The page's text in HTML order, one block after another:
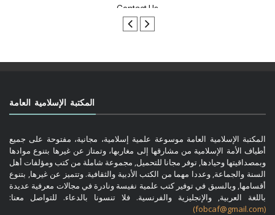
المكتبة الإسلامية العامة
المكتبة الإسلامية العامة موسوعة علمية إسلامية، مجانية، مفتوحة على جميع
أطياف الأمة الإسلامية من مشارقها إلى مغاربها، وتمتاز عن غيرها بتنوع موادها
وبمصداقيتها وحيادها, توفر مجانا للتحميل, مجموعة شاملة من كتب ومؤلفات أهل
السنة والجماعة, وعددا مهما من الكتب الأدبية والثقافية. وتتميز عن غيرها, بتنوع
أقسامها, وبالسبق في توفير كتب علمية نفيسة ونادرة في مجالات معرفية عديدة
باللغة العربية, والإنجليزية والفرنسية. فلا تنسونا بالدعاء. للتواصل معنا:
(fobcaf@gmail.com)